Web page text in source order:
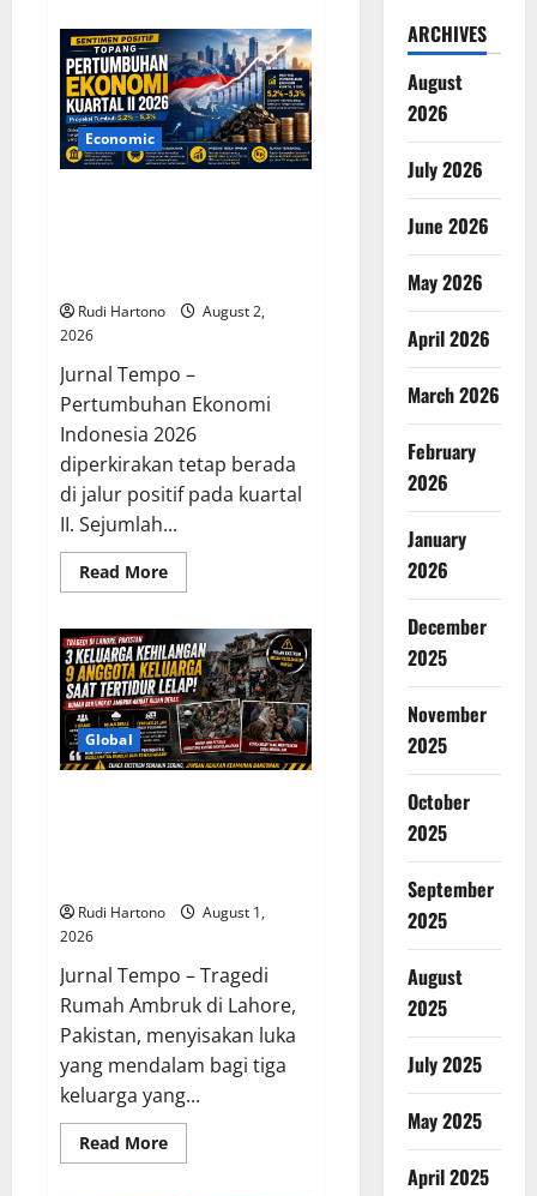
dari
Kasus
YouTuber
Bigmo,
Kenali
Bahaya
Vape
bagi
Kesehatan
Economic
Rudi Hartono
August 2,
2026
Jurnal Tempo –
Pertumbuhan Ekonomi
Indonesia 2026
diperkirakan tetap berada
di jalur positif pada kuartal
II. Sejumlah...
Read MoreRead
more
Positif
Topang
Pertumbuhan
Ekonomi
Indonesia
Kuartal
II
2026,
Optimisme
Global
Rudi Hartono
August 1,
2026
Jurnal Tempo – Tragedi
Rumah Ambruk di Lahore,
Pakistan, menyisakan luka
yang mendalam bagi tiga
keluarga yang...
Read MoreRead
more
ARCHIVES
August
2026
July 2026
June 2026
May 2026
April 2026
March 2026
February
2026
January
2026
December
2025
November
2025
October
2025
September
2025
August
2025
July 2025
May 2025
April 2025